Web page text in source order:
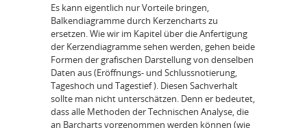
Es kann eigentlich nur Vorteile bringen,
Balkendiagramme durch Kerzencharts zu
ersetzen. Wie wir im Kapitel über die Anfertigung
der Kerzendiagramme sehen werden, gehen beide
Formen der grafischen Darstellung von denselben
Daten aus (Eröffnungs- und Schlussnotierung,
Tageshoch und Tagestief ). Diesen Sachverhalt
sollte man nicht unterschätzen. Denn er bedeutet,
dass alle Methoden der Technischen Analyse, die
an Barcharts vorgenommen werden können (wie